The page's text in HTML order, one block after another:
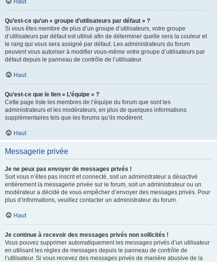
Haut
Qu’est-ce qu’un « groupe d’utilisateurs par défaut » ?
Si vous êtes membre de plus d’un groupe d’utilisateurs, votre groupe
d’utilisateurs par défaut est utilisé afin de déterminer quelle sera la couleur et
le rang qui vous sera assigné par défaut. Les administrateurs du forum
peuvent vous autoriser à modifier vous-même votre groupe d’utilisateurs par
défaut depuis le panneau de contrôle de l’utilisateur.
Haut
Qu’est-ce que le lien « L’équipe » ?
Cette page liste les membres de l’équipe du forum que sont les
administrateurs et les modérateurs, en plus de quelques informations
supplémentaires tels que les forums qu’ils modèrent.
Haut
Messagerie privée
Je ne peux pas envoyer de messages privés !
Soit vous n’êtes pas inscrit et connecté, soit un administrateur a désactivé
entièrement la messagerie privée sur le forum, soit un administrateur ou un
modérateur a décidé de vous empêcher d’envoyer des messages privés. Pour
plus d’informations, veuillez contacter un administrateur du forum.
Haut
Je continue à recevoir des messages privés non sollicités !
Vous pouvez supprimer automatiquement les messages privés d’un utilisateur
en utilisant les règles de messages depuis le panneau de contrôle de
l’utilisateur. Si vous recevez des messages privés de manière abusive de la